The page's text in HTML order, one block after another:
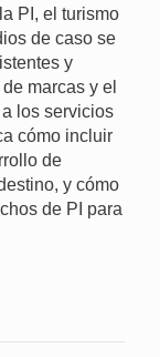
PI, el turismo
de caso se
y
marcas y el
los servicios
cómo incluir
de
y cómo
de PI para